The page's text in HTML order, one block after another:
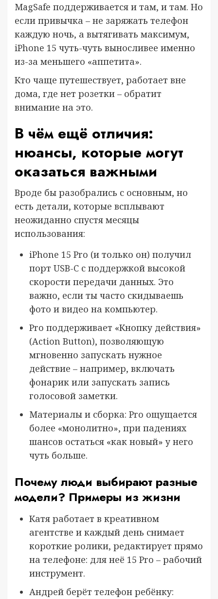
MagSafe поддерживается и там, и там. Но
если привычка – не заряжать телефон
каждую ночь, а вытягивать максимум,
iPhone 15 чуть-чуть выносливее именно
из-за меньшего «аппетита».
Кто чаще путешествует, работает вне
дома, где нет розетки – обратит
внимание на это.
В чём ещё отличия:
нюансы, которые могут
оказаться важными
Вроде бы разобрались с основным, но
есть детали, которые всплывают
неожиданно спустя месяцы
использования:
iPhone 15 Pro (и только он) получил
порт USB-C с поддержкой высокой
скорости передачи данных. Это
важно, если ты часто скидываешь
фото и видео на компьютер.
Pro поддерживает «Кнопку действия»
(Action Button), позволяющую
мгновенно запускать нужное
действие – например, включать
фонарик или запускать запись
голосовой заметки.
Материалы и сборка: Pro ощущается
более «монолитно», при падениях
шансов остаться «как новый» у него
чуть больше.
Почему люди выбирают разные
модели? Примеры из жизни
Катя работает в креативном
агентстве и каждый день снимает
короткие ролики, редактирует прямо
на телефоне: для неё 15 Pro – рабочий
инструмент.
Андрей берёт телефон ребёнку: